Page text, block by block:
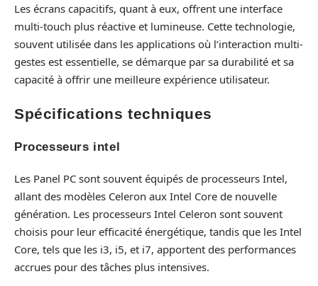
Les écrans capacitifs, quant à eux, offrent une interface
multi-touch plus réactive et lumineuse. Cette technologie,
souvent utilisée dans les applications où l’interaction multi-
gestes est essentielle, se démarque par sa durabilité et sa
capacité à offrir une meilleure expérience utilisateur.
Spécifications techniques
Processeurs intel
Les Panel PC sont souvent équipés de processeurs Intel,
allant des modèles Celeron aux Intel Core de nouvelle
génération. Les processeurs Intel Celeron sont souvent
choisis pour leur efficacité énergétique, tandis que les Intel
Core, tels que les i3, i5, et i7, apportent des performances
accrues pour des tâches plus intensives.